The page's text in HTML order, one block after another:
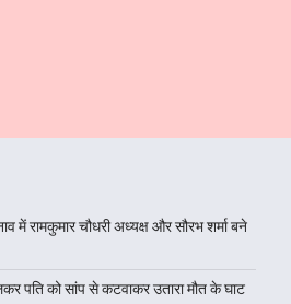
में रामकुमार चौधरी अध्यक्ष और सौरभ शर्मा बने
पति को सांप से कटवाकर उतारा मौत के घाट